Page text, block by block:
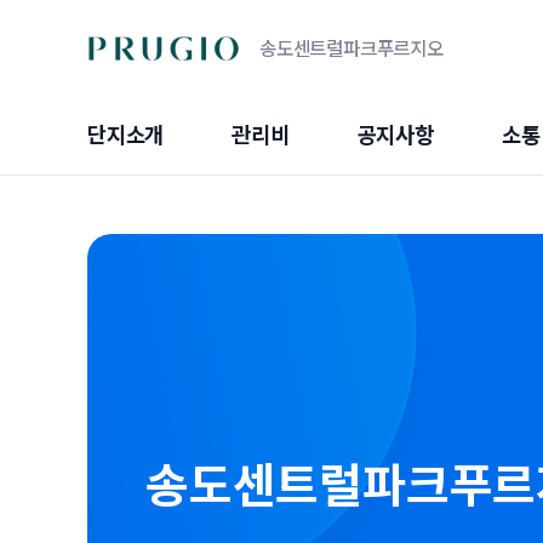
송도센트럴파크푸르지오
단지소개 관리비 공지사항 소통
송도센트럴파크푸